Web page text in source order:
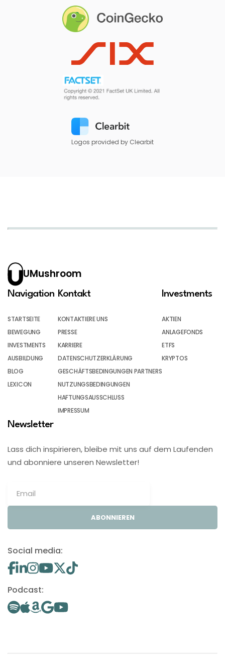
Logos provided by Clearbit
UMushroom
Navigation
STARTSEITE
BEWEGUNG
INVESTMENTS
AUSBILDUNG
BLOG
LEXICON
Kontakt
KONTAKTIERE UNS
PRESSE
KARRIERE
DATENSCHUTZERKLÄRUNG
GESCHÄFTSBEDINGUNGEN PARTNERS
NUTZUNGSBEDINGUNGEN
HAFTUNGSAUSSCHLUSS
IMPRESSUM
Investments
AKTIEN
ANLAGEFONDS
ETFS
KRYPTOS
Newsletter
Lass dich inspirieren, bleibe mit uns auf dem Laufenden
und abonniere unseren Newsletter!
ABONNIEREN
Social media:
Podcast: